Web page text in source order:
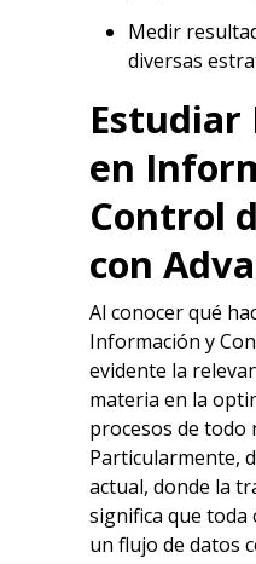
Medir
diversas
en
Control
con
Al conocer qué
Información y
evidente la
materia en la
procesos de todo
Particularmente,
actual, donde la
significa que
un flujo de datos